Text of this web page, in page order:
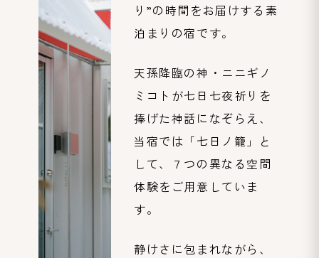
り”の時間をお届けする素
泊まりの宿です。
天孫降臨の神・ニニギノ
ミコトが七日七夜祈りを
捧げた神話になぞらえ、
当宿では「七日ノ籠」と
して、７つの異なる空間
体験をご用意していま
す。
静けさに包まれながら、